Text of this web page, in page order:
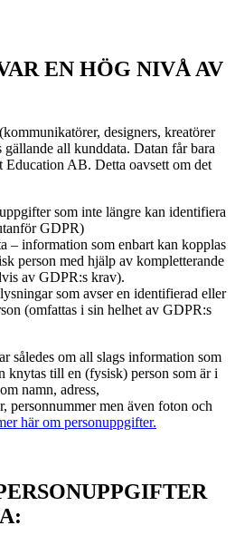
EN HÖG NIVÅ AV
designers, kreatörer
gällande all kunddata. Datan får bara
AB. Detta oavsett om det
som inte längre kan identifiera
GDPR)
– information som enbart kan kopplas
person med hjälp av kompletterande
av GDPR:s krav).
som avser en identifierad eller
(omfattas i sin helhet av GDPR:s
således om all slags information som
knytas till en (fysisk) person som är i
namn, adress,
personnummer men även foton och
här om personuppgifter.